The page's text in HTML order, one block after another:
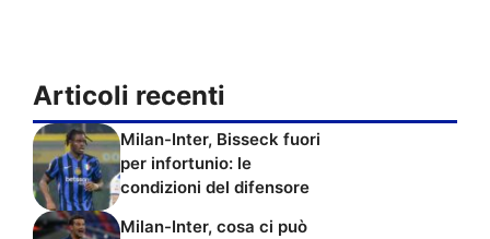
Articoli recenti
Milan-Inter, Bisseck fuori
per infortunio: le
condizioni del difensore
Milan-Inter, cosa ci può